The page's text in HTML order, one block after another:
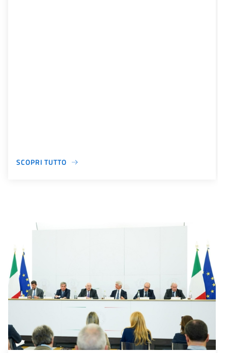
SCOPRI TUTTO